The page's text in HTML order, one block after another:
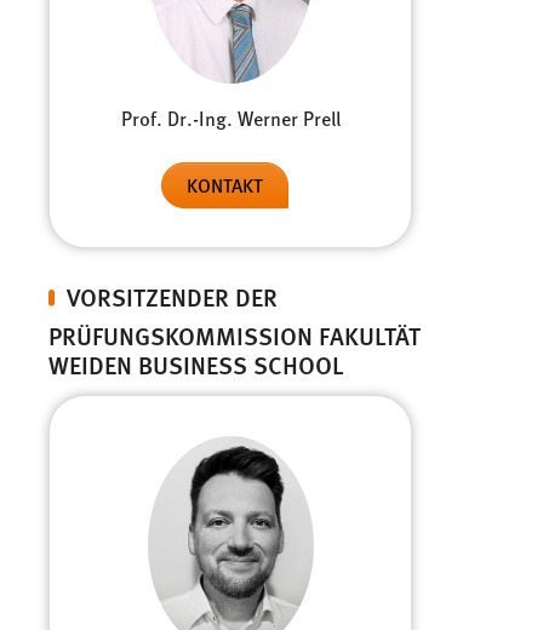
Prof. Dr.-Ing. Werner Prell
KONTAKT
VORSITZENDER DER
PRÜFUNGSKOMMISSION FAKULTÄT
WEIDEN BUSINESS SCHOOL